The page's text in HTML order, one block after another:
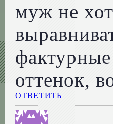
муж не
оттенок,
ОТВЕТИТЬ